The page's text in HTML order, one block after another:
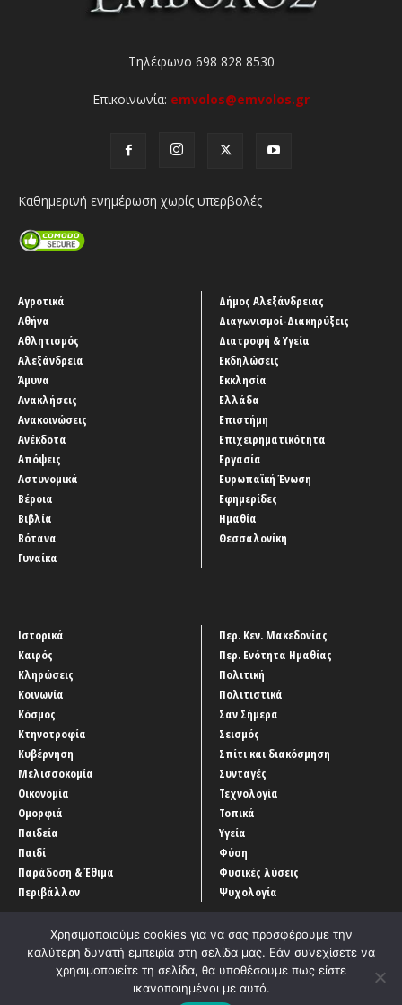
Τηλέφωνο 698 828 8530
Επικοινωνία: emvolos@emvolos.gr
Καθημερινή ενημέρωση χωρίς υπερβολές
Αγροτικά
Αθήνα
Αθλητισμός
Αλεξάνδρεια
Άμυνα
Ανακλήσεις
Ανακοινώσεις
Ανέκδοτα
Απόψεις
Αστυνομικά
Βέροια
Βιβλία
Βότανα
Γυναίκα
Δήμος Αλεξάνδρειας
Διαγωνισμοί-Διακηρύξεις
Διατροφή & Υγεία
Εκδηλώσεις
Εκκλησία
Ελλάδα
Επιστήμη
Επιχειρηματικότητα
Εργασία
Ευρωπαϊκή Ένωση
Εφημερίδες
Ημαθία
Θεσσαλονίκη
Ιστορικά
Καιρός
Κληρώσεις
Κοινωνία
Κόσμος
Κτηνοτροφία
Κυβέρνηση
Μελισσοκομία
Οικονομία
Ομορφιά
Παιδεία
Παιδί
Παράδοση & Έθιμα
Περιβάλλον
Περ. Κεν. Μακεδονίας
Περ. Ενότητα Ημαθίας
Πολιτική
Πολιτιστικά
Σαν Σήμερα
Σεισμός
Σπίτι και διακόσμηση
Συνταγές
Τεχνολογία
Τοπικά
Υγεία
Φύση
Φυσικές λύσεις
Ψυχολογία
‘Οροι χρήσης Αρχείο Άρθρων
Χρησιμοποιούμε cookies για να σας προσφέρουμε την
καλύτερη δυνατή εμπειρία στη σελίδα μας. Εάν συνεχίσετε να
χρησιμοποιείτε τη σελίδα, θα υποθέσουμε πως είστε
ικανοποιημένοι με αυτό.